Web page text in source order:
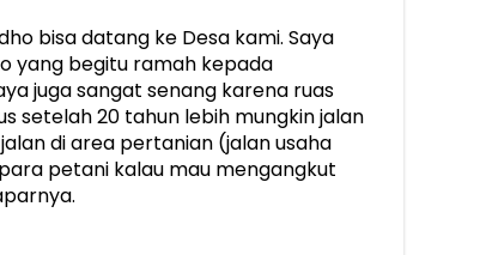
bisa datang ke Desa kami. Saya
yang begitu ramah kepada
juga sangat senang karena ruas
setelah 20 tahun lebih mungkin jalan
di area pertanian (jalan usaha
petani kalau mau mengangkut